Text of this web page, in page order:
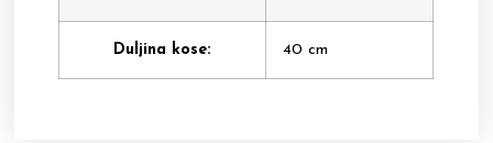
Duljina kose: 40 cm